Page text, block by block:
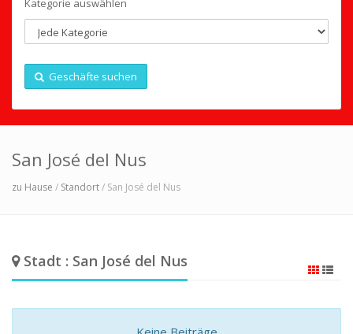
Kategorie auswählen
Geschäfte suchen
San José del Nus
zu Hause / Standort/ San José del Nus
Stadt : San José del Nus